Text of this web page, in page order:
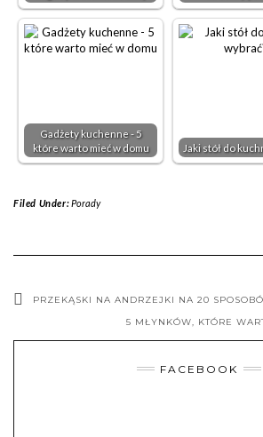
Gadżety kuchenne - 5
które warto mieć w domu
Jaki stół do
Filed Under:Porady
PRZEKĄSKI NA ANDRZEJKI NA 20
5 MŁYNKÓW, KTÓRE
FACEBOOK